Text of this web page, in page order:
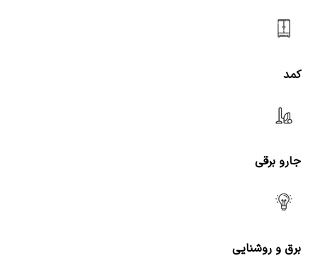
کمد
جارو برقی
برق و روشنایی